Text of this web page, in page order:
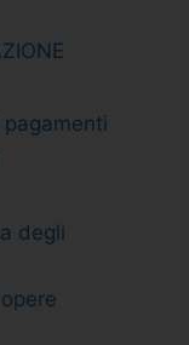
degli